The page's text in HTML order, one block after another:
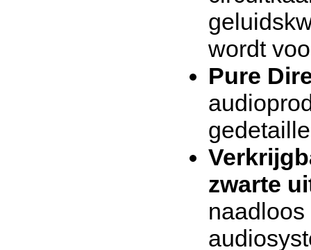
wordt
Pure
zwarte